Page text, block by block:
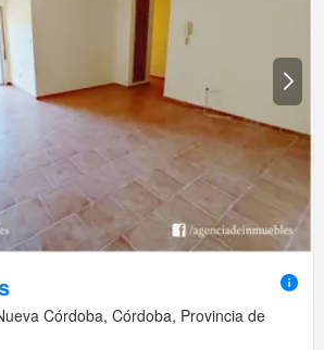
Córdoba, Córdoba, Provincia de